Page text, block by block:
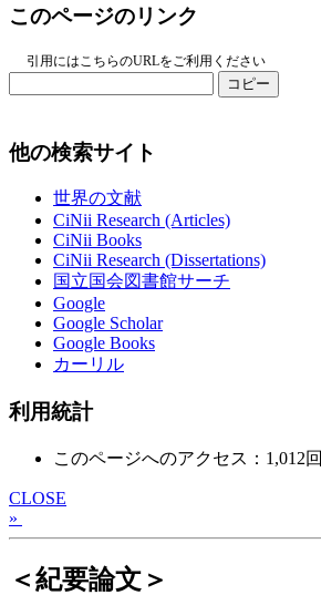
このページのリンク
引用にはこちらのURLをご利用ください
コピー
他の検索サイト
世界の文献
CiNii Research (Articles)
CiNii Books
CiNii Research (Dissertations)
国立国会図書館サーチ
Google
Google Scholar
Google Books
カーリル
利用統計
このページへのアクセス：1,012回
CLOSE
»
＜紀要論文＞